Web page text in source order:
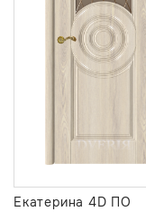
Екатерина 4D ПО